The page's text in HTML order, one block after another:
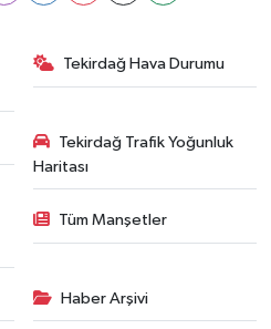
Tekirdağ Hava Durumu
Tekirdağ Trafik Yoğunluk
Haritası
Tüm Manşetler
Haber Arşivi